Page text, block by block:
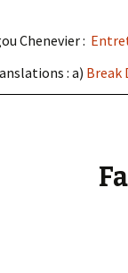
Chenevier :
: a) Break